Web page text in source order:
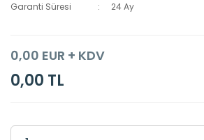
Garanti Süresi
24 Ay
0,00 EUR + KDV
0,00 TL